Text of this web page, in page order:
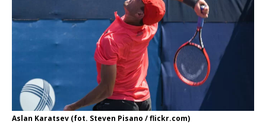
Aslan Karatsev (fot. Steven Pisano / flickr.com)